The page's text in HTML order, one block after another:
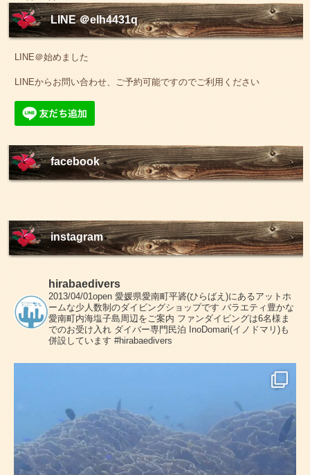
LINE ＠elh4431q
LINE＠始めました
LINEからお問い合わせ、ご予約可能ですのでご利用ください
facebook
instagram
hirabaedivers
2013/04/01open 愛媛県愛南町平碆(ひらばえ)にあるアットホ
ームな少人数制のダイビングショップです バラエティ豊かな
愛南町内海塩子島周辺をご案内 ファンダイビングは6名様ま
でのお受け入れ ダイバー専門民泊 InoDomari(イノドマリ)も
併設しています #hirabaedivers